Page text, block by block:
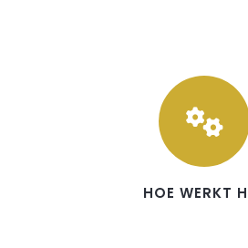
HOE WERKT